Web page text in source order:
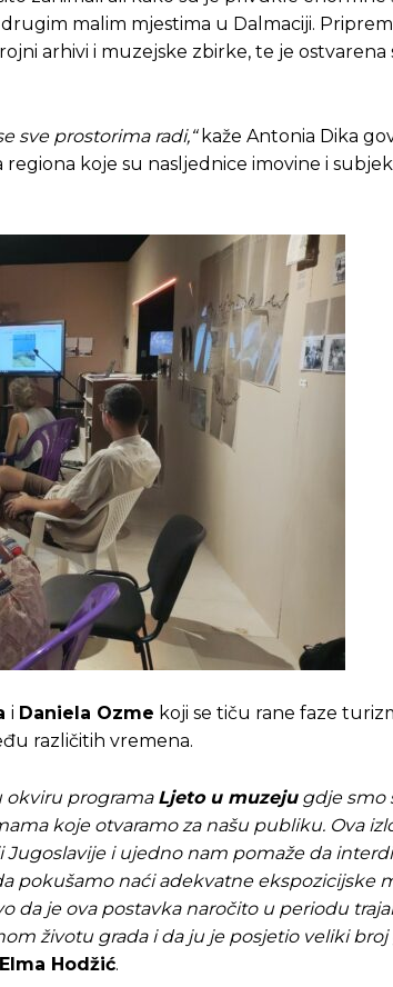
priču da živi!
pustite Vašu priču da živi, Redakcija
priču da živi!
pustite Vašu priču da živi, Redakcija
malim mjestima u Dalmaciji.
arhivi i muzejske zbirke, te je ostvarena
sve prostorima radi,“kaže Antonia Dika
koje su nasljednice imovine i
i Daniela Ozme koji se tiču rane faze
različitih vremena.
okviru programa Ljeto u muzejugdje smo
koje otvaramo za našu publiku. Ova
i ujedno nam pomaže da
pokušamo naći adekvatne ekspozicijske
da je ova postavka naročito u periodu
životu grada i da ju je posjetio veliki broj
Elma Hodžić.